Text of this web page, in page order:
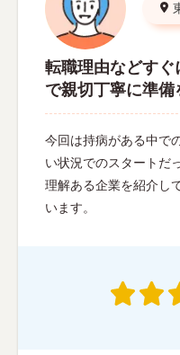
転職理由などすぐ
で親切丁寧に準
今回は持病がある中で
い状況でのスタートだ
理解ある企業を紹介し
います。